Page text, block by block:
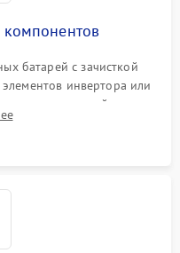
батарей с зачисткой
инвертора или
радиодеталей.
дорожек и